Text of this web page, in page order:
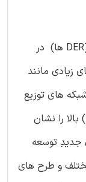
با نفوذ گسترده ی منابع انرژی توزیع شده (DER ها) در
زیادی مانند
های توزیع
را نشان
جدیدِ توسعه
مختلف و طرح های